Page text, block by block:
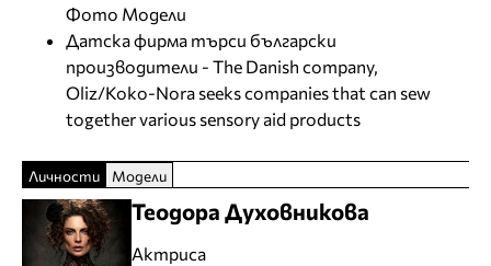
Фото Модели
Датска фирма търси български
производители - The Danish company,
Oliz/Koko-Nora seeks companies that can sew
together various sensory aid products
Личности Модели
Теодора Духовникова
Актриса